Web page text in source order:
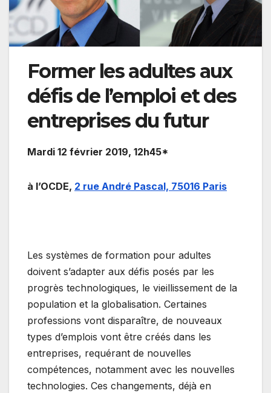
Former les adultes aux
défis de l’emploi et des
entreprises du futur
Mardi 12 février 2019, 12h45*
à l’OCDE, 2 rue André Pascal, 75016 Paris
Les systèmes de formation pour adultes
doivent s’adapter aux défis posés par les
progrès technologiques, le vieillissement de la
population et la globalisation. Certaines
professions vont disparaître, de nouveaux
types d’emplois vont être créés dans les
entreprises, requérant de nouvelles
compétences, notamment avec les nouvelles
technologies. Ces changements, déjà en